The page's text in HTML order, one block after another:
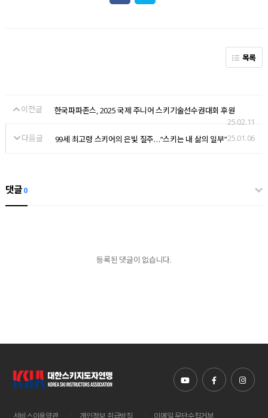
목록
이전글
한국파파존스, 2025 국제 주니어 스키기술선수권대회 후원
25.02.11
다음글
99세 최고령 스키어의 은빛 질주…“스키는 내 삶의 일부”25.01.06
댓글0
등록된 댓글이 없습니다.
서비스이용약관 개인정보 취급방침 이메일 무단수집거부